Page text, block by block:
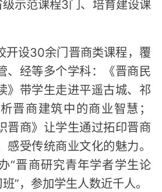
开设30余门晋商类课程，覆
、经等多个学科：《晋商民
》带学生走进平遥古城、祁
晋商建筑中的商业智慧；
晋商》让学生通过拓印晋商
受传统商业文化的魅力。
“晋商研究青年学者学生论
”，参加学生人数近千人。